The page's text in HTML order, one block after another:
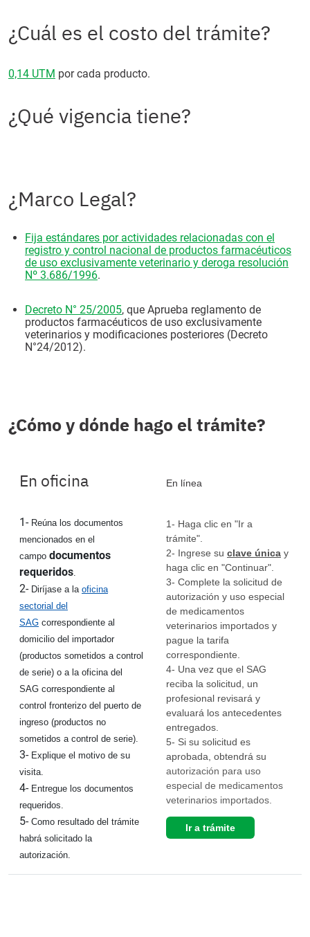
¿Cuál es el costo del trámite?
0,14 UTM por cada producto.
¿Qué vigencia tiene?
¿Marco Legal?
Fija estándares por actividades relacionadas con el
registro y control nacional de productos farmacéuticos
de uso exclusivamente veterinario y deroga resolución
Nº 3.686/1996.
Decreto N° 25/2005, que Aprueba reglamento de
productos farmacéuticos de uso exclusivamente
veterinarios y modificaciones posteriores (Decreto
N°24/2012).
¿Cómo y dónde hago el trámite?
En oficina
1- Reúna los documentos
mencionados en el
campo documentos
requeridos.
2- Diríjase a la oficina
sectorial del
SAG correspondiente al
domicilio del importador
(productos sometidos a control
de serie) o a la oficina del
SAG correspondiente al
control fronterizo del puerto de
ingreso (productos no
sometidos a control de serie).
3- Explique el motivo de su
visita.
4- Entregue los documentos
requeridos.
5- Como resultado del trámite
habrá solicitado la
autorización.
En línea
1- Haga clic en "Ir a
trámite".
2- Ingrese su clave única y
haga clic en "Continuar".
3- Complete la solicitud de
autorización y uso especial
de medicamentos
veterinarios importados y
pague la tarifa
correspondiente.
4- Una vez que el SAG
reciba la solicitud, un
profesional revisará y
evaluará los antecedentes
entregados.
5- Si su solicitud es
aprobada, obtendrá su
autorización para uso
especial de medicamentos
veterinarios importados.
Ir a trámite